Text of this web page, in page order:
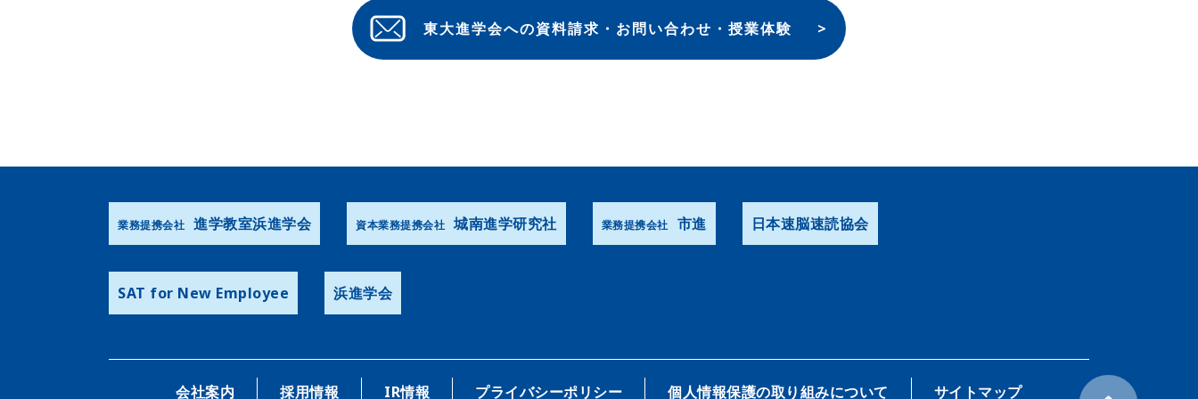
東大進学会への資料請求・お問い合わせ・授業体験
業務提携会社 進学教室浜進学会 資本業務提携会社 城南進学研究社 業務提携会社 市進 日本速脳速読協会
SAT for New Employee 浜進学会
会社案内 採用情報 IR情報 プライバシーポリシー 個人情報保護の取り組みについて サイトマップ